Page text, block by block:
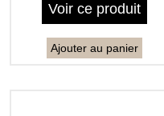
Voir ce produit
Ajouter au panier